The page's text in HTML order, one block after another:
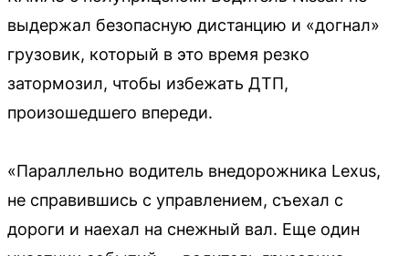
выдержал безопасную дистанцию и «догнал»
грузовик, который в это время резко
затормозил, чтобы избежать ДТП,
произошедшего впереди.
«Параллельно водитель внедорожника Lexus,
не справившись с управлением, съехал с
дороги и наехал на снежный вал. Еще один